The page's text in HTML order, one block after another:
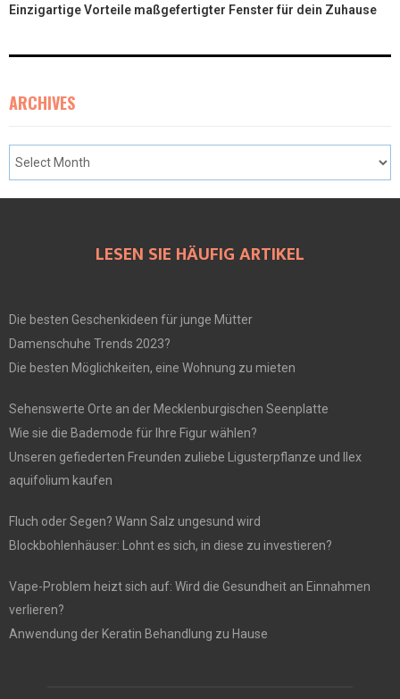
Einzigartige Vorteile maßgefertigter Fenster für dein Zuhause
ARCHIVES
LESEN SIE HÄUFIG ARTIKEL
Die besten Geschenkideen für junge Mütter
Damenschuhe Trends 2023?
Die besten Möglichkeiten, eine Wohnung zu mieten
Sehenswerte Orte an der Mecklenburgischen Seenplatte
Wie sie die Bademode für Ihre Figur wählen?
Unseren gefiederten Freunden zuliebe Ligusterpflanze und Ilex
aquifolium kaufen
Fluch oder Segen? Wann Salz ungesund wird
Blockbohlenhäuser: Lohnt es sich, in diese zu investieren?
Vape-Problem heizt sich auf: Wird die Gesundheit an Einnahmen
verlieren?
Anwendung der Keratin Behandlung zu Hause